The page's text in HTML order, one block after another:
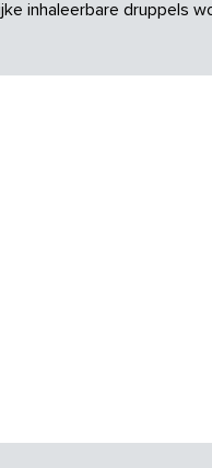
inhaleerbare druppels